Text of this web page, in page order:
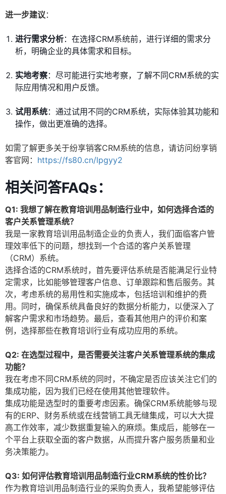
进一步建议：
进行需求分析：在选择CRM系统前，进行详细的需求分
析，明确企业的具体需求和目标。
实地考察：尽可能进行实地考察，了解不同CRM系统的实
际应用情况和用户反馈。
试用系统：通过试用不同的CRM系统，实际体验其功能和
操作，做出更准确的选择。
如需了解更多关于纷享销客CRM系统的信息，请访问纷享销
客官网： https://fs80.cn/lpgyy2
相关问答FAQs：
Q1: 我想了解在教育培训用品制造行业中，如何选择合适的
客户关系管理系统？
我是一家教育培训用品制造企业的负责人，我们面临客户管
理效率低下的问题，想找到一个合适的客户关系管理
（CRM）系统。
选择合适的CRM系统时，首先要评估系统是否能满足行业特
定需求，比如能够管理客户信息、订单跟踪和售后服务。其
次，考虑系统的易用性和实施成本，包括培训和维护的费
用。同时，确保系统具备良好的数据分析能力，以便深入了
解客户需求和市场趋势。最后，查看其他用户的评价和案
例，选择那些在教育培训行业有成功应用的系统。
Q2: 在选型过程中，是否需要关注客户关系管理系统的集成
功能？
我在考虑不同CRM系统的同时，不确定是否应该关注它们的
集成功能，因为我们已经在使用其他管理软件。
集成功能是选型时的重要考虑因素。确保CRM系统能够与现
有的ERP、财务系统或在线营销工具无缝集成，可以大大提
高工作效率，减少数据重复输入的麻烦。集成后，能够在一
个平台上获取全面的客户数据，从而提升客户服务质量和业
务决策能力。
Q3: 如何评估教育培训用品制造行业CRM系统的性价比？
作为教育培训用品制造行业的采购负责人，我希望能够评估